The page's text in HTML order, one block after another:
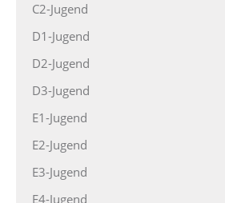
C2-Jugend
D1-Jugend
D2-Jugend
D3-Jugend
E1-Jugend
E2-Jugend
E3-Jugend
E4-Jugend